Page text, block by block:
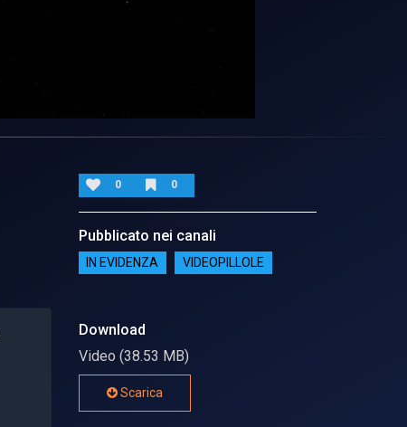
0 0
Pubblicato nei canali
IN EVIDENZA VIDEOPILLOLE
Download
Video (38.53 MB)
Scarica